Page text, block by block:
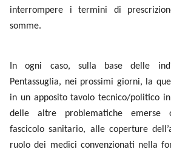
interrompere i termini di
somme.
In ogni caso, sulla base delle
Pentassuglia, nei prossimi giorni, la
in un apposito tavolo tecnico/politico
delle altre problematiche emerse
fascicolo sanitario, alle coperture
ruolo dei medici convenzionati nella